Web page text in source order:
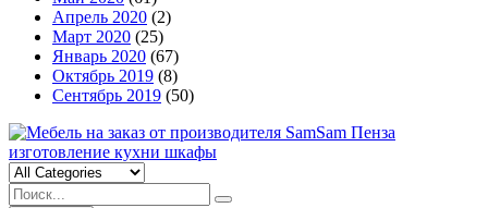
Апрель 2020 (2)
Март 2020 (25)
Январь 2020 (67)
Октябрь 2019 (8)
Сентябрь 2019 (50)